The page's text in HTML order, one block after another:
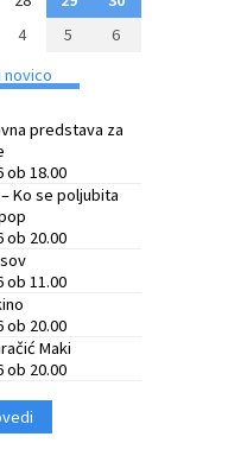
4 5 6
novico
predstava za
ob 18.00
Ko se poljubita
ob 20.00
ob 11.00
ob 20.00
Maki
ob 20.00